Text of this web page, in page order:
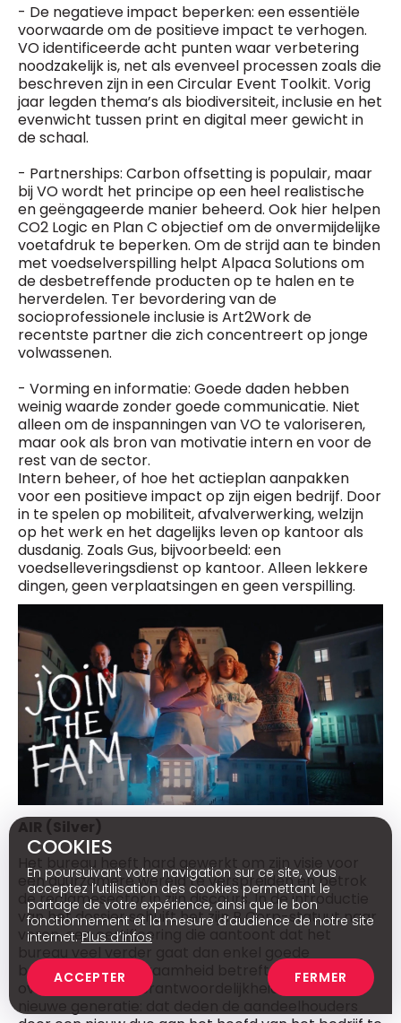
- De negatieve impact beperken: een essentiële
voorwaarde om de positieve impact te verhogen.
VO identificeerde acht punten waar verbetering
noodzakelijk is, net als evenveel processen zoals die
beschreven zijn in een Circular Event Toolkit. Vorig
jaar legden thema’s als biodiversiteit, inclusie en het
evenwicht tussen print en digital meer gewicht in
de schaal.
- Partnerships: Carbon offsetting is populair, maar
bij VO wordt het principe op een heel realistische
en geëngageerde manier beheerd. Ook hier helpen
CO2 Logic en Plan C objectief om de onvermijdelijke
voetafdruk te beperken. Om de strijd aan te binden
met voedselverspilling helpt Alpaca Solutions om
de desbetreffende producten op te halen en te
herverdelen. Ter bevordering van de
socioprofessionele inclusie is Art2Work de
recentste partner die zich concentreert op jonge
volwassenen.
- Vorming en informatie: Goede daden hebben
weinig waarde zonder goede communicatie. Niet
alleen om de inspanningen van VO te valoriseren,
maar ook als bron van motivatie intern en voor de
rest van de sector.
Intern beheer, of hoe het actieplan aanpakken
voor een positieve impact op zijn eigen bedrijf. Door
in te spelen op mobiliteit, afvalverwerking, welzijn
op het werk en het dagelijks leven op kantoor als
dusdanig. Zoals Gus, bijvoorbeeld: een
voedselleveringsdienst op kantoor. Alleen lekkere
dingen, geen verplaatsingen en geen verspilling.
AIR (Silver)
Het bureau heeft hard gewerkt om zijn visie voor
een duurzamere wereld te verspreiden en betrok
de reclamesector in zijn discours. In de introductie
van het dossier schuift het zijn B Corp-statuut naar
voren, een certificering die aantoont dat het
bedoelingen. Duurzaamheid betreft ook de
overdracht van verantwoordelijkheid aan de
nieuwe generatie: dat deden de aandeelhouders
COOKIES
En poursuivant votre navigation sur ce site, vous
acceptez l’utilisation des cookies permettant le
partage de votre expérience, ainsi que le bon
fonctionnement et la mesure d’audience de notre site
internet. Plus d’infos
ACCEPTER FERMER